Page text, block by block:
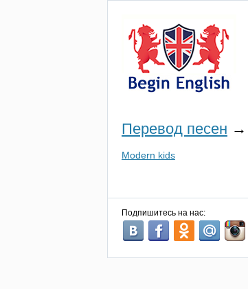
Перевод песен →
Modern kids
Подпишитесь на нас: